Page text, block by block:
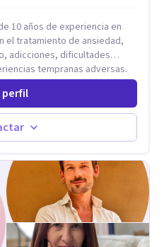
10 años de experiencia en
el tratamiento de ansiedad,
adicciones, dificultades
tempranas adversas.
seguro, confidencial y
el dolor emocional puede
regulación emocional y
y de trauma, psicología
actualmente la
abordaje también incorpora
y el trabajo
entendiendo que cada
requiere una mirada
perfil